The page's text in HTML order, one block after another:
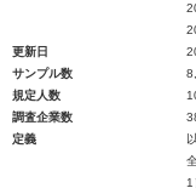
更新日
サンプル数
規定人数
調査企業数
定義
1